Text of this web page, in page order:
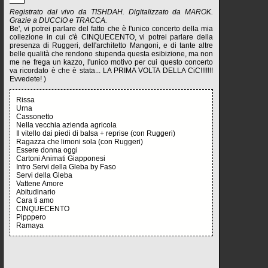
Registrato dal vivo da TISHDAH. Digitalizzato da MAROK.
Grazie a DUCCIO e TRACCA.
Be', vi potrei parlare del fatto che è l'unico concerto della mia
collezione in cui c'è CINQUECENTO, vi potrei parlare della
presenza di Ruggeri, dell'architetto Mangoni, e di tante altre
belle qualità che rendono stupenda questa esibizione, ma non
me ne frega un kazzo, l'unico motivo per cui questo concerto
va ricordato è che è stata... LA PRIMA VOLTA DELLA CiC!!!!!!!
Evvedete! )
Rissa
Urna
Cassonetto
Nella vecchia azienda agricola
Il vitello dai piedi di balsa + reprise (con Ruggeri)
Ragazza che limoni sola (con Ruggeri)
Essere donna oggi
Cartoni Animati Giapponesi
Intro Servi della Gleba by Faso
Servi della Gleba
Vattene Amore
Abitudinario
Cara ti amo
CINQUECENTO
Pipppero
Ramaya